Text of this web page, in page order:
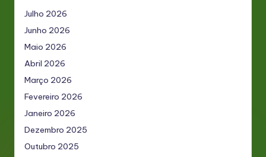
Julho 2026
Junho 2026
Maio 2026
Abril 2026
Março 2026
Fevereiro 2026
Janeiro 2026
Dezembro 2025
Outubro 2025